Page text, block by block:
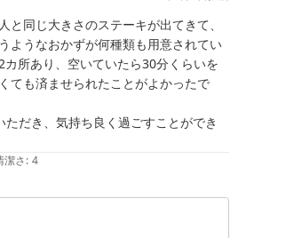
同じ大きさのステーキが出てきて、
ようなおかずが何種類も用意されてい
所あり、空いていたら30分くらいを
ても済ませられたことがよかったで
だき、気持ち良く過ごすことができ
潔さ: 4